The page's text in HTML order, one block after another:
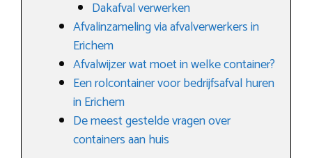
Dakafval verwerken
Afvalinzameling via afvalverwerkers in
Erichem
Afvalwijzer wat moet in welke container?
Een rolcontainer voor bedrijfsafval huren
in Erichem
De meest gestelde vragen over
containers aan huis